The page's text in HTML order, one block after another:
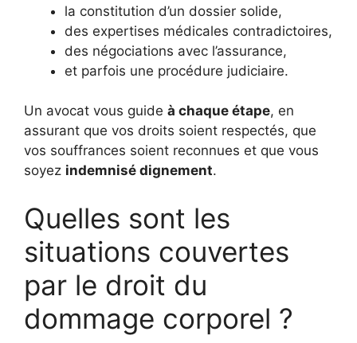
la constitution d’un dossier solide,
des expertises médicales contradictoires,
des négociations avec l’assurance,
et parfois une procédure judiciaire.
Un avocat vous guide à chaque étape, en
assurant que vos droits soient respectés, que
vos souffrances soient reconnues et que vous
soyez indemnisé dignement.
Quelles sont les
situations couvertes
par le droit du
dommage corporel ?